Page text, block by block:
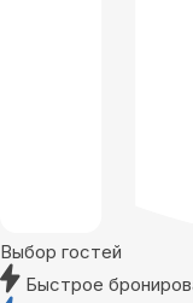
Выбор гостей
Быстрое